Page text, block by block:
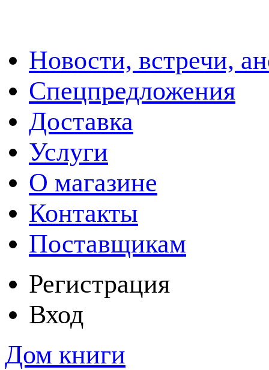
Новости, встречи,
Спецпредложения
Доставка
Услуги
О магазине
Контакты
Поставщикам
Регистрация
Вход
Дом книги